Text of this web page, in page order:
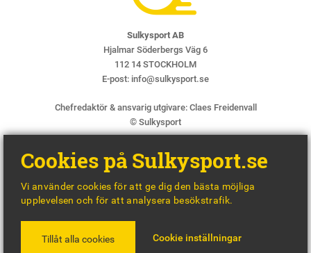
Sulkysport AB
Hjalmar Söderbergs Väg 6
112 14 STOCKHOLM
E-post: info@sulkysport.se
Chefredaktör & ansvarig utgivare: Claes Freidenvall
© Sulkysport
BY
Cookies på Sulkysport.se
Vi använder cookies för att ge dig den bästa möjliga
upplevelsen och för att analysera besökstrafik.
Tillåt alla cookies Cookie inställningar